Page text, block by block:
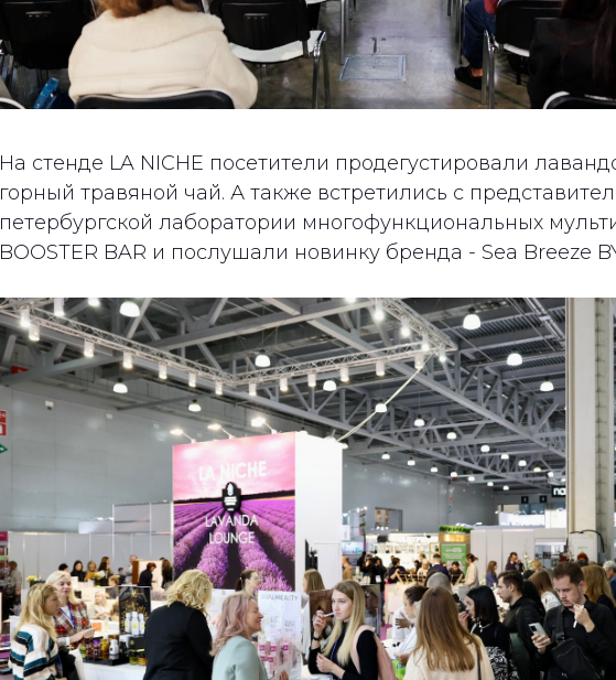
На стенде LA NICHE посетители продегустировали
горный травяной чай. А также встретились с
петербургской лаборатории многофункциональных
BOOSTER BAR и послушали новинку бренда - Sea Breeze